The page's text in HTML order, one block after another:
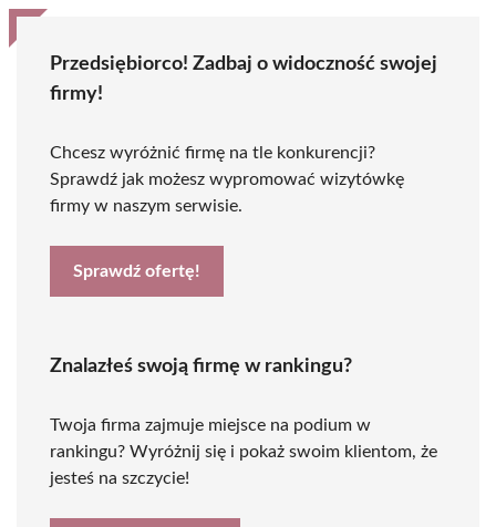
Przedsiębiorco! Zadbaj o widoczność swojej
firmy!
Chcesz wyróżnić firmę na tle konkurencji?
Sprawdź jak możesz wypromować wizytówkę
firmy w naszym serwisie.
Sprawdź ofertę!
Znalazłeś swoją firmę w rankingu?
Twoja firma zajmuje miejsce na podium w
rankingu? Wyróżnij się i pokaż swoim klientom, że
jesteś na szczycie!